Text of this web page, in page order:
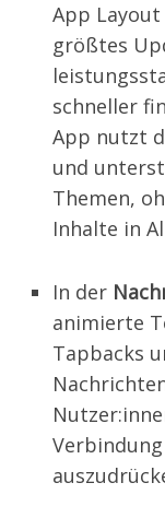
App
größtes
schneller
App nutzt
und
Themen,
Inhalte in
In der
animierte
Tapbacks